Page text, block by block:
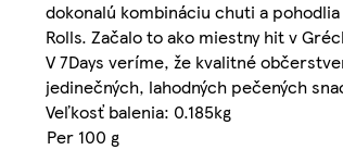
dokonalú kombináciu chuti a
Rolls. Začalo to ako miestny hit v
V 7Days veríme, že kvalitné
jedinečných, lahodných pečených
Veľkosť balenia: 0.185kg
Per 100 g